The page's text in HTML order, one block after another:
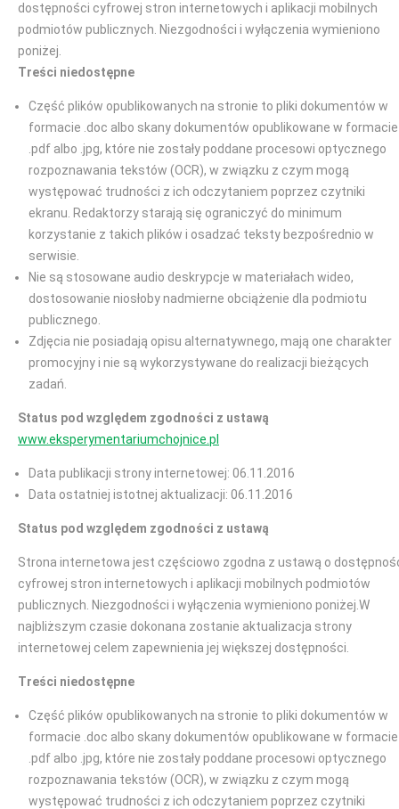
dostępności cyfrowej stron internetowych i aplikacji mobilnych
podmiotów publicznych. Niezgodności i wyłączenia wymieniono
poniżej.
Treści niedostępne
Część plików opublikowanych na stronie to pliki dokumentów w
formacie .doc albo skany dokumentów opublikowane w formacie
.pdf albo .jpg, które nie zostały poddane procesowi optycznego
rozpoznawania tekstów (OCR), w związku z czym mogą
występować trudności z ich odczytaniem poprzez czytniki
ekranu. Redaktorzy starają się ograniczyć do minimum
korzystanie z takich plików i osadzać teksty bezpośrednio w
serwisie.
Nie są stosowane audio deskrypcje w materiałach wideo,
dostosowanie niosłoby nadmierne obciążenie dla podmiotu
publicznego.
Zdjęcia nie posiadają opisu alternatywnego, mają one charakter
promocyjny i nie są wykorzystywane do realizacji bieżących
zadań.
Status pod względem zgodności z ustawą
www.eksperymentariumchojnice.pl
Data publikacji strony internetowej: 06.11.2016
Data ostatniej istotnej aktualizacji: 06.11.2016
Status pod względem zgodności z ustawą
Strona internetowa jest częściowo zgodna z ustawą o
cyfrowej stron internetowych i aplikacji mobilnych podmiotów
publicznych. Niezgodności i wyłączenia wymieniono poniżej.W
najbliższym czasie dokonana zostanie aktualizacja strony
internetowej celem zapewnienia jej większej dostępności.
Treści niedostępne
Część plików opublikowanych na stronie to pliki dokumentów w
formacie .doc albo skany dokumentów opublikowane w formacie
.pdf albo .jpg, które nie zostały poddane procesowi optycznego
rozpoznawania tekstów (OCR), w związku z czym mogą
występować trudności z ich odczytaniem poprzez czytniki